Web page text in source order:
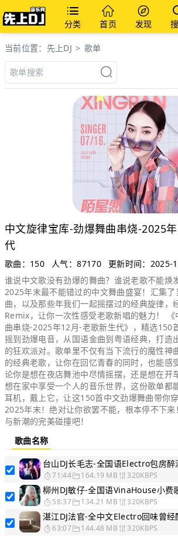
分类 首页 发现
当前位置： 先上DJ > 歌单
中文旋律宝库-劲爆舞曲串烧-2025
代
歌曲：150 人气：87170
更新时间：2025-
谁说中文歌没有劲爆的舞曲？谁说老歌不能焕
2025年末最不能错过的中文舞曲盛宴！汇集了
曲，以及那些年我们一起摇摆过的经典旋律，
Remix，让你一次性感受老歌新唱的魅力！
曲串烧-2025年12月-老歌新生代》，精选150
摇到劲爆电音，从国语金曲到粤语经典，打造
的狂欢派对。歌单里不仅有当下流行的魔性神
的经典老歌，让你在回忆青春的同时，也能感
论你是想在夜店舞池中尽情摇摆，还是想在开
想在家中享受一个人的音乐世界，这份歌单都
耳机，戴上它，让这150首中文劲爆舞曲带你
2025年末！绝对让你欲罢不能，根本停不下
与新潮的完美碰撞吧！
歌曲名称
71:44 164.19 MB 320KBPS
58:37 134.21 MB 320KBPS
63:07 144.48 MB 320KBPS